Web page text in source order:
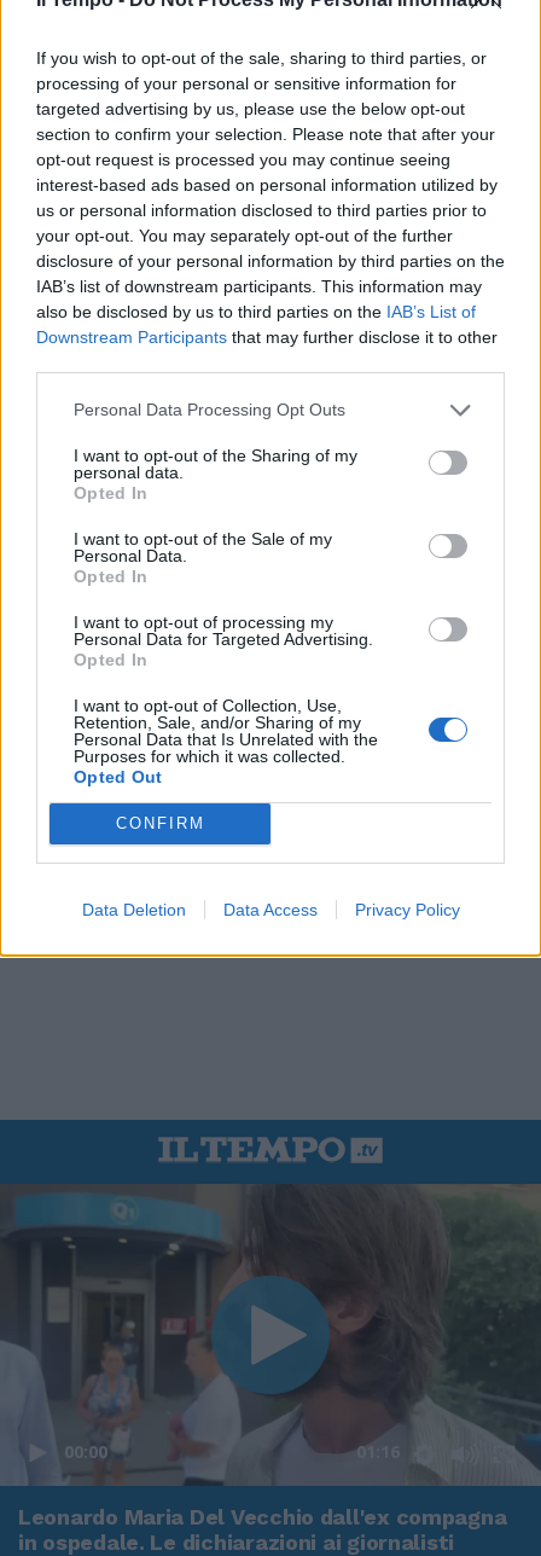
If you wish to opt-out of the sale, sharing to third parties, or
processing of your personal or sensitive information for
targeted advertising by us, please use the below opt-out
section to confirm your selection. Please note that after your
opt-out request is processed you may continue seeing
interest-based ads based on personal information utilized by
us or personal information disclosed to third parties prior to
your opt-out. You may separately opt-out of the further
disclosure of your personal information by third parties on the
IAB’s list of downstream participants. This information may
also be disclosed by us to third parties on the IAB’s List of
Downstream Participants that may further disclose it to other
Personal Data Processing Opt Outs
I want to opt-out of the Sharing of my
personal data.
Opted In
I want to opt-out of the Sale of my
Personal Data.
Opted In
I want to opt-out of processing my
Personal Data for Targeted Advertising.
Opted In
I want to opt-out of Collection, Use,
Retention, Sale, and/or Sharing of my
Personal Data that Is Unrelated with the
Purposes for which it was collected.
Opted Out
CONFIRM
Data Deletion Data Access Privacy Policy
00:00 01:16
Leonardo Maria Del Vecchio dall'ex compagna
in ospedale. Le dichiarazioni ai giornalisti